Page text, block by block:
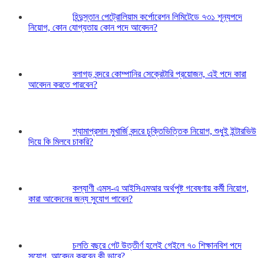
হিন্দুস্তান পেট্রোলিয়াম কর্পোরেশন লিমিটেডে ৭৩১ শূন্যপদে
নিয়োগ, কোন যোগ্যতায় কোন পদে আবেদন?
বলাগড় বন্দরে কোম্পানির সেক্রেটারি প্রয়োজন, এই পদে কারা
আবেদন করতে পারবেন?
শ্যামাপ্রসাদ মুখার্জি বন্দরে চুক্তিভিত্তিক নিয়োগ, শুধুই ইন্টারভিউ
দিয়ে কি মিলবে চাকরি?
কল্যাণী এমস-এ আইসিএমআর অর্থপুষ্ট গবেষণায় কর্মী নিয়োগ,
কারা আবেদনের জন্য সুযোগ পাবেন?
চলতি বছরে গেট উত্তীর্ণ হলেই গেইলে ৭০ শিক্ষানবিশ পদে